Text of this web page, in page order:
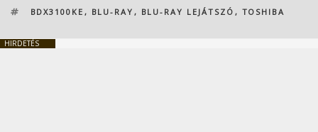
CÍMKÉK
BDX3100KE , BLU-RAY , BLU-RAY LEJÁTSZÓ , TOSHIBA
HIRDETÉS